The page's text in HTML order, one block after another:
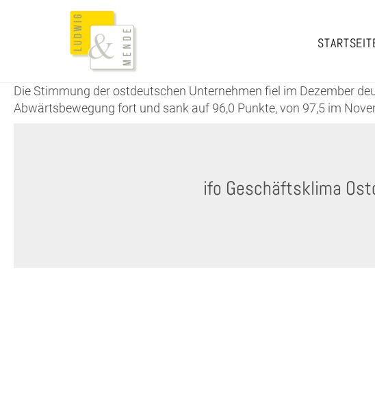
Die Stimmung der ostdeutschen Unternehmen fiel im Dezember
Abwärtsbewegung fort und sank auf 96,0 Punkte, von 97,5 im
ifo Geschäftsklima